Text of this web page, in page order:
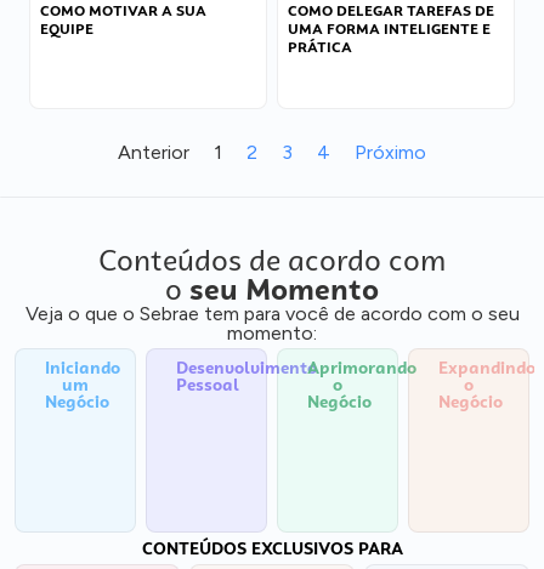
COMO MOTIVAR A SUA
EQUIPE
COMO DELEGAR TAREFAS DE
UMA FORMA INTELIGENTE E
PRÁTICA
Anterior 1 2 3 4 Próximo
Conteúdos de acordo com
o seu Momento
Veja o que o Sebrae tem para você de acordo com o seu
momento:
Iniciando
um
Negócio
Desenvolvimento
Pessoal
Aprimorando
o
Negócio
Expandindo
o
Negócio
CONTEÚDOS EXCLUSIVOS PARA